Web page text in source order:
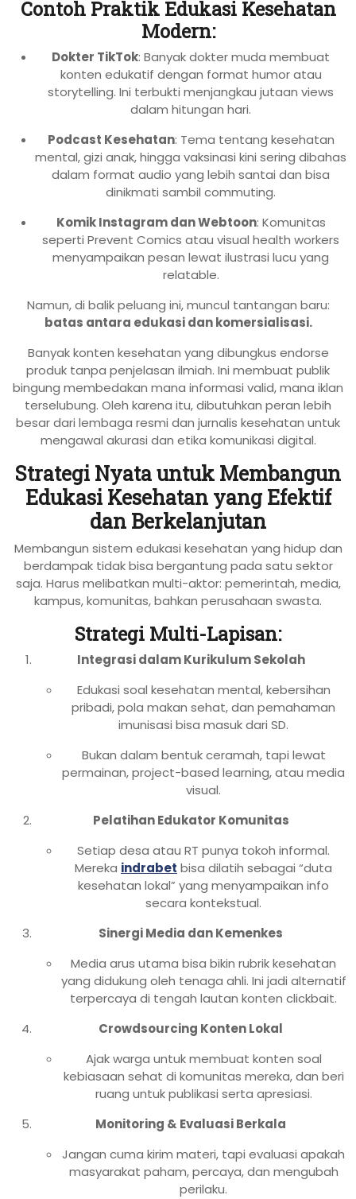
Contoh Praktik Edukasi Kesehatan
Modern:
Dokter TikTok: Banyak dokter muda membuat
konten edukatif dengan format humor atau
storytelling. Ini terbukti menjangkau jutaan views
dalam hitungan hari.
Podcast Kesehatan: Tema tentang kesehatan
mental, gizi anak, hingga vaksinasi kini sering dibahas
dalam format audio yang lebih santai dan bisa
dinikmati sambil commuting.
Komik Instagram dan Webtoon: Komunitas
seperti Prevent Comics atau visual health workers
menyampaikan pesan lewat ilustrasi lucu yang
relatable.
Namun, di balik peluang ini, muncul tantangan baru:
batas antara edukasi dan komersialisasi.
Banyak konten kesehatan yang dibungkus endorse
produk tanpa penjelasan ilmiah. Ini membuat publik
bingung membedakan mana informasi valid, mana iklan
terselubung. Oleh karena itu, dibutuhkan peran lebih
besar dari lembaga resmi dan jurnalis kesehatan untuk
mengawal akurasi dan etika komunikasi digital.
Strategi Nyata untuk Membangun
Edukasi Kesehatan yang Efektif
dan Berkelanjutan
Membangun sistem edukasi kesehatan yang hidup dan
berdampak tidak bisa bergantung pada satu sektor
saja. Harus melibatkan multi-aktor: pemerintah, media,
kampus, komunitas, bahkan perusahaan swasta.
Strategi Multi-Lapisan:
Integrasi dalam Kurikulum Sekolah
Edukasi soal kesehatan mental, kebersihan
pribadi, pola makan sehat, dan pemahaman
imunisasi bisa masuk dari SD.
Bukan dalam bentuk ceramah, tapi lewat
permainan, project-based learning, atau media
visual.
Pelatihan Edukator Komunitas
Setiap desa atau RT punya tokoh informal.
Mereka indrabet bisa dilatih sebagai “duta
kesehatan lokal” yang menyampaikan info
secara kontekstual.
Sinergi Media dan Kemenkes
Media arus utama bisa bikin rubrik kesehatan
yang didukung oleh tenaga ahli. Ini jadi alternatif
terpercaya di tengah lautan konten clickbait.
Crowdsourcing Konten Lokal
Ajak warga untuk membuat konten soal
kebiasaan sehat di komunitas mereka, dan beri
ruang untuk publikasi serta apresiasi.
Monitoring & Evaluasi Berkala
Jangan cuma kirim materi, tapi evaluasi apakah
masyarakat paham, percaya, dan mengubah
perilaku.